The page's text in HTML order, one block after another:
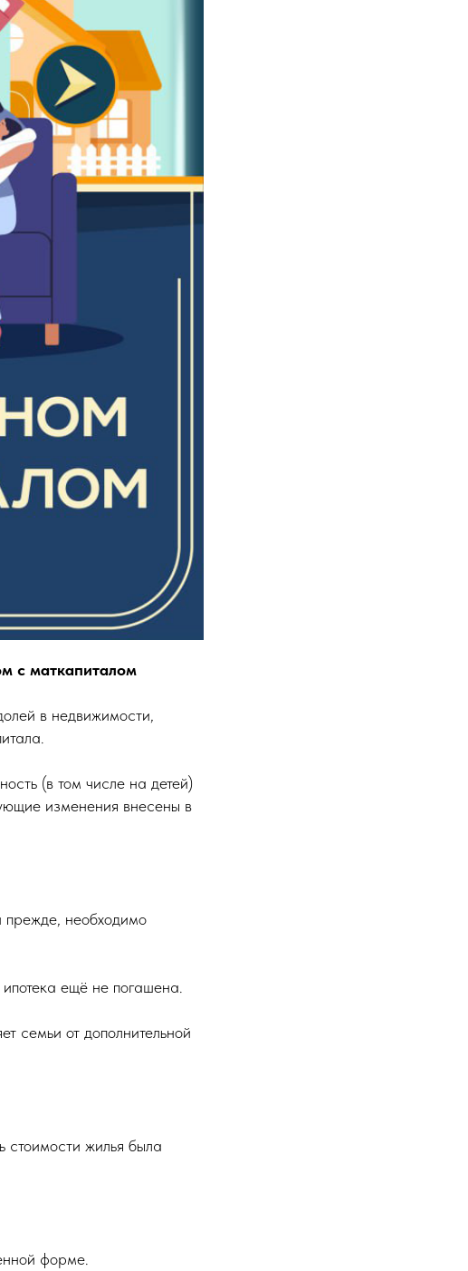
с маткапиталом
в недвижимости,
(в том числе на детей)
изменения внесены в
прежде, необходимо
ещё не погашена.
семьи от дополнительной
стоимости жилья была
форме.